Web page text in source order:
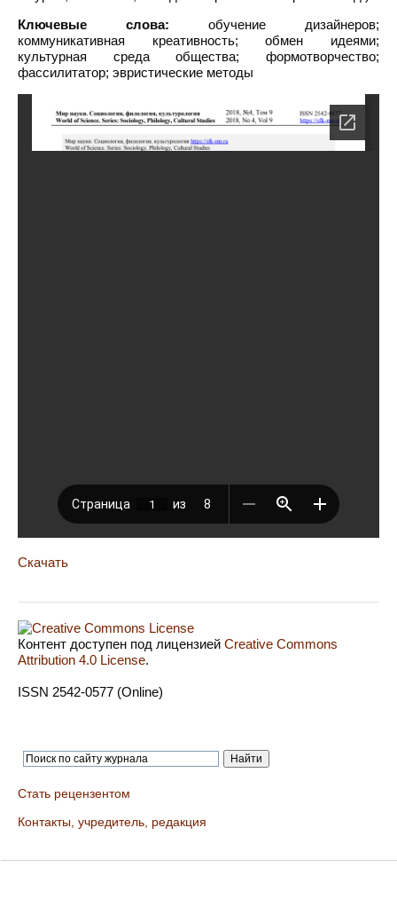
Ключевые слова: обучение дизайнеров;
коммуникативная креативность; обмен идеями;
культурная среда общества; формотворчество;
фассилитатор; эвристические методы
Скачать
Контент доступен под лицензией Creative Commons
Attribution 4.0 License.
ISSN 2542-0577 (Online)
Стать рецензентом
Контакты, учредитель, редакция